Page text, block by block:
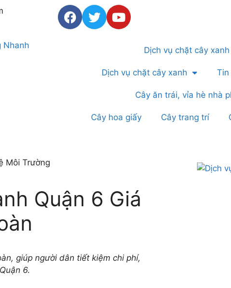
Dịch vụ chặt cây
Dịch vụ chặt cây xanh
Cây ăn trái, vỉa hè nhà
Cây hoa giấy Cây trang trí
Quận 6 Giá
giúp người dân tiết kiệm chi phí,
6.